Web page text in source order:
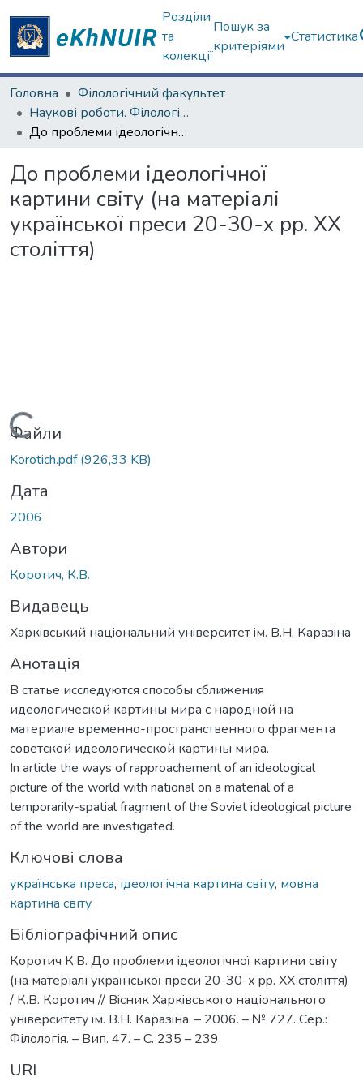
Розділи
та
колекції
Пошук за
критеріями
Статистика
Головна
Філологічний факультет
Наукові роботи. Філологічний факультет
До проблеми ідеологічної картини світу (на матеріалі української преси 20-30-х pp. XX століття)
До проблеми ідеологічної
картини світу (на матеріалі
української преси 20-30-х pp. XX
століття)
Вантажиться...
Файли
Korotich.pdf(926,33 KB)
Дата
2006
Автори
Коротич, К.В.
Видавець
Харкiвський нацiональний унiверситет iм. В.Н. Каразiна
Анотація
В статье исследуются способы сближения
идеологической картины мира с народной на
материале временно-пространственного фрагмента
советской идеологической картины мира.
In article the ways of rapproachement of an ideological
picture of the world with national on a material of a
temporarily-spatial fragment of the Soviet ideological picture
of the world are investigated.
Ключові слова
українська преса, ідеологічна картина світу, мовна
картина світу
Бібліографічний опис
Коротич К.В. До проблеми ідеологічної картини світу
(на матеріалі української преси 20-30-х pp. XX століття)
/ К.В. Коротич // Вiсник Харкiвського нацiонального
унiверситету iм. В.Н. Каразiна. – 2006. – № 727. Сер.:
Філологія. – Вип. 47. – С. 235 – 239
URI